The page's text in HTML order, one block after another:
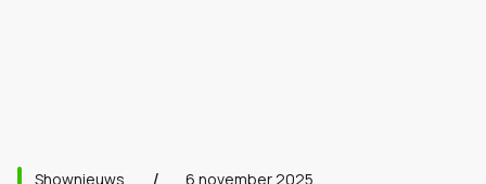
Shownieuws 6 november 2025